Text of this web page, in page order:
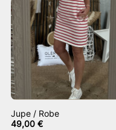
Jupe / Robe
49,00 €